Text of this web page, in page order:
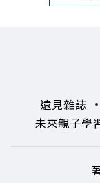
遠見雜誌
未來親子學